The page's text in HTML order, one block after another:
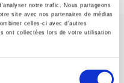
notre trafic. Nous partageons
site avec nos partenaires de médias
celles-ci avec d'autres
ont collectées lors de votre utilisation